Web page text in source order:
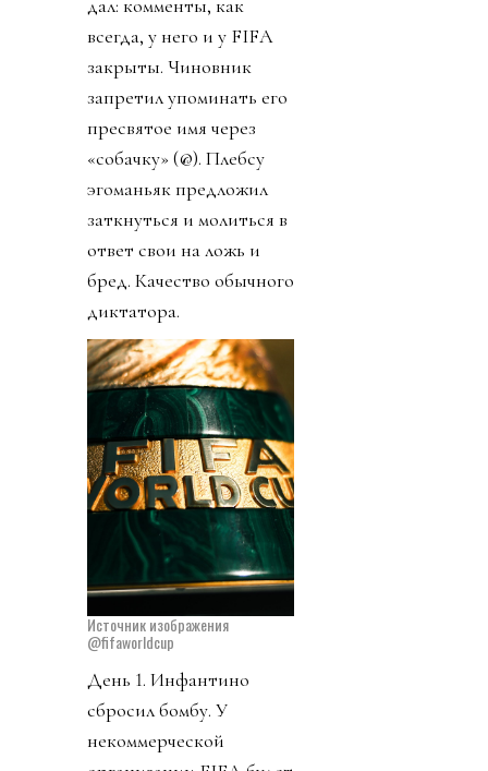
дал: комменты, как
всегда, у него и у FIFA
закрыты. Чиновник
запретил упоминать его
пресвятое имя через
«собачку» (@). Плебсу
эгоманьяк предложил
заткнуться и молиться в
ответ свои на ложь и
бред. Качество обычного
диктатора.
Источник изображения
@fifaworldcup
День 1. Инфантино
сбросил бомбу. У
некоммерческой